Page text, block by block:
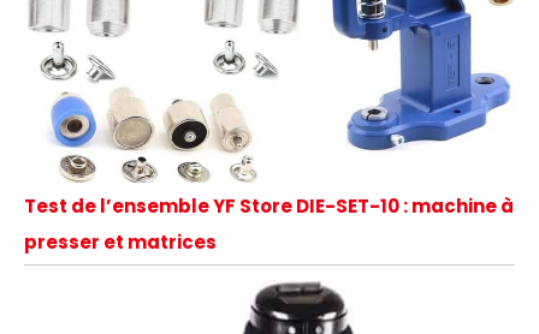
Test de l’ensemble YF Store DIE-SET-10 : machine à
presser et matrices